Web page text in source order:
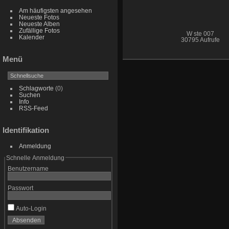
Am häufigsten angesehen
Neueste Fotos
Neueste Alben
Zufällige Fotos
Kalender
Menü
Schlagworte (0)
Suchen
Info
RSS-Feed
Identifikation
Anmeldung
Schnelle Anmeldung
Benutzername
Passwort
Auto-Login
W ste 007
30795 Aufrufe